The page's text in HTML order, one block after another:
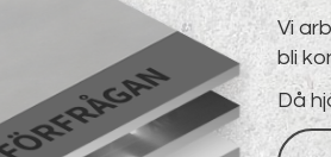
Vi
bli
Då